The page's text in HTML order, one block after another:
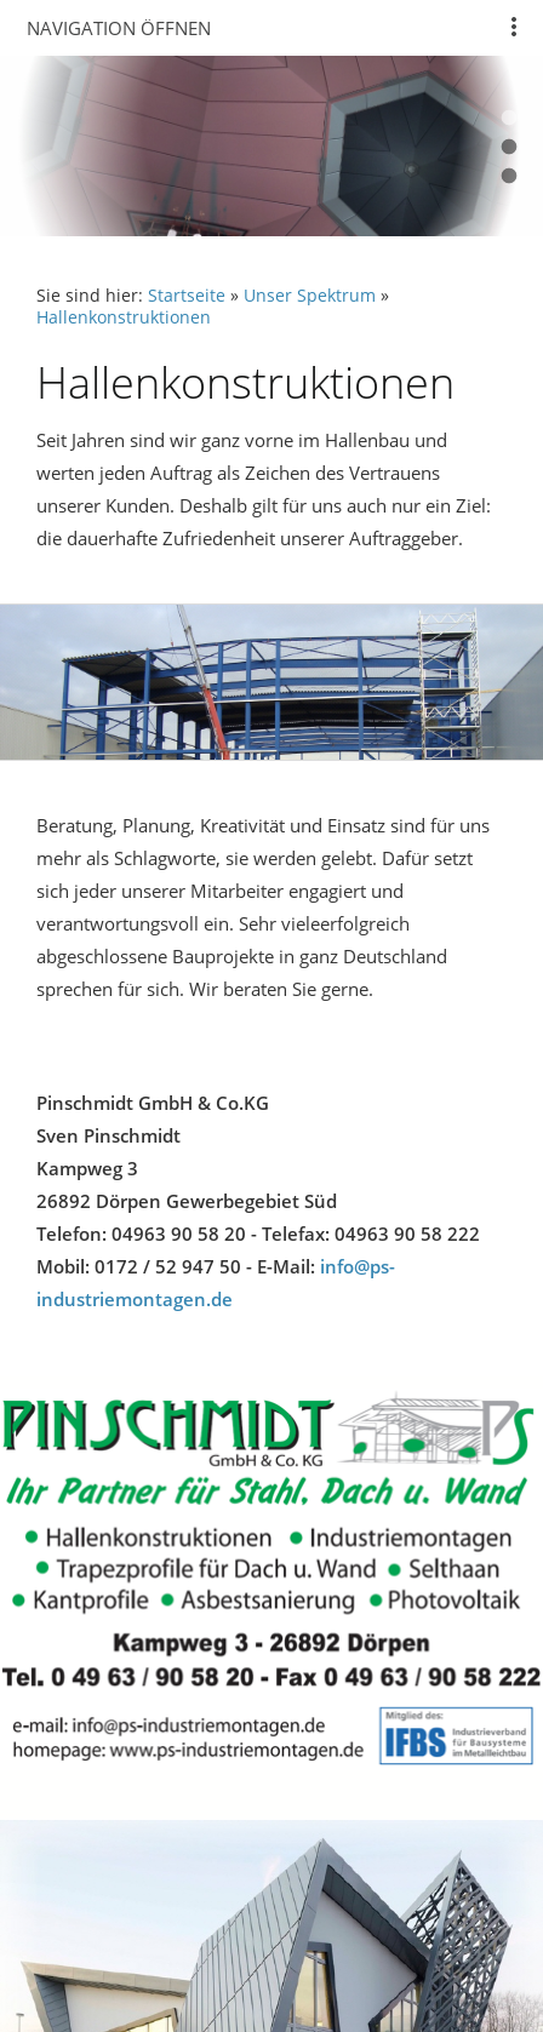
NAVIGATION ÖFFNEN
Sie sind hier: Startseite » Unser Spektrum »
Hallenkonstruktionen
Hallenkonstruktionen
Seit Jahren sind wir ganz vorne im Hallenbau und
werten jeden Auftrag als Zeichen des Vertrauens
unserer Kunden. Deshalb gilt für uns auch nur ein Ziel:
die dauerhafte Zufriedenheit unserer Auftraggeber.
Beratung, Planung, Kreativität und Einsatz sind für uns
mehr als Schlagworte, sie werden gelebt. Dafür setzt
sich jeder unserer Mitarbeiter engagiert und
verantwortungsvoll ein. Sehr vieleerfolgreich
abgeschlossene Bauprojekte in ganz Deutschland
sprechen für sich. Wir beraten Sie gerne.
Pinschmidt GmbH & Co.KG
Sven Pinschmidt
Kampweg 3
26892 Dörpen Gewerbegebiet Süd
Telefon: 04963 90 58 20 - Telefax: 04963 90 58 222
Mobil: 0172 / 52 947 50 - E-Mail: info@ps-
industriemontagen.de